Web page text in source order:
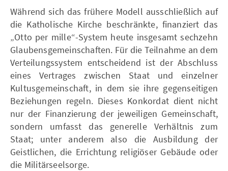
Während sich das frühere Modell ausschließlich auf
die Katholische Kirche beschränkte, finanziert das
„Otto per mille“-System heute insgesamt sechzehn
Glaubensgemeinschaften. Für die Teilnahme an dem
Verteilungssystem entscheidend ist der Abschluss
eines Vertrages zwischen Staat und einzelner
Kultusgemeinschaft, in dem sie ihre gegenseitigen
Beziehungen regeln. Dieses Konkordat dient nicht
nur der Finanzierung der jeweiligen Gemeinschaft,
sondern umfasst das generelle Verhältnis zum
Staat; unter anderem also die Ausbildung der
Geistlichen, die Errichtung religiöser Gebäude oder
die Militärseelsorge.